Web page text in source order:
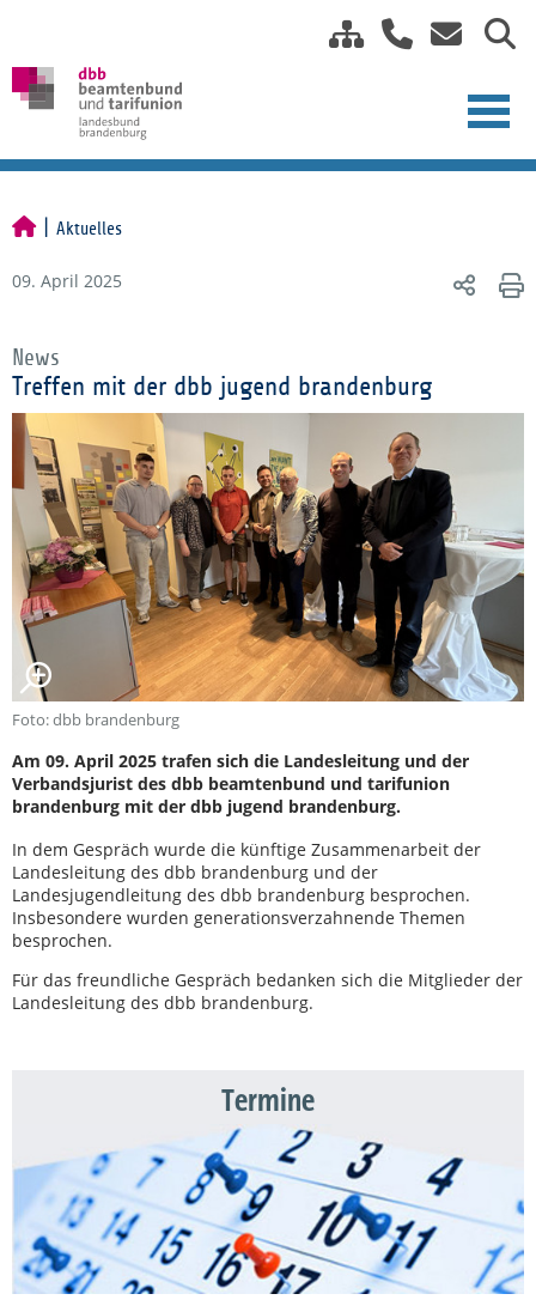
Aktuelles
09. April 2025
News
Treffen mit der dbb jugend brandenburg
Foto: dbb brandenburg
Am 09. April 2025 trafen sich die Landesleitung und der
Verbandsjurist des dbb beamtenbund und tarifunion
brandenburg mit der dbb jugend brandenburg.
In dem Gespräch wurde die künftige Zusammenarbeit der
Landesleitung des dbb brandenburg und der
Landesjugendleitung des dbb brandenburg besprochen.
Insbesondere wurden generationsverzahnende Themen
besprochen.
Für das freundliche Gespräch bedanken sich die Mitglieder der
Landesleitung des dbb brandenburg.
Termine